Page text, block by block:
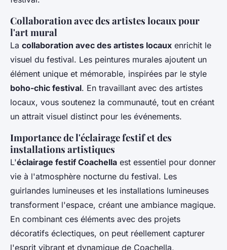
Collaboration avec des artistes locaux pour
l'art mural
La collaboration avec des artistes locaux enrichit le
visuel du festival. Les peintures murales ajoutent un
élément unique et mémorable, inspirées par le style
boho-chic festival. En travaillant avec des artistes
locaux, vous soutenez la communauté, tout en créant
un attrait visuel distinct pour les événements.
Importance de l'éclairage festif et des
installations artistiques
L'éclairage festif Coachella est essentiel pour donner
vie à l'atmosphère nocturne du festival. Les
guirlandes lumineuses et les installations lumineuses
transforment l'espace, créant une ambiance magique.
En combinant ces éléments avec des projets
décoratifs éclectiques, on peut réellement capturer
l'esprit vibrant et dynamique de Coachella,